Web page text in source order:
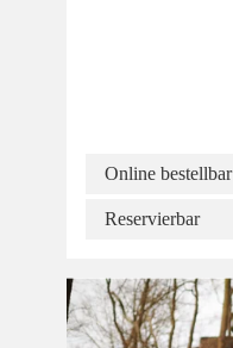
Online bestellbar
Reservierbar